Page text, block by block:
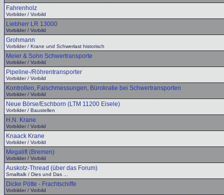
Fahrenholz
Vorbilder / Vorbild
Liebherr LR 13000
Vorbilder / Vorbild
Grohmann
Vorbilder / Krane und Schwerlast historisch
Meier & Sohn Schwertransporte
Vorbilder / Vorbild
Pipeline-/Röhrentransporter
Vorbilder / Vorbild
Kontrollen, Falschmessungen, Bürokratie bei Schwertransporten
Vorbilder / Vorbild
Neue Börse/Eschborn (LTM 11200 Eisele)
Vorbilder / Baustellen
H.N. Krane
Vorbilder / Vorbild
Knaack Krane
Vorbilder / Vorbild
Megalift (Bremen)
Vorbilder / Vorbild
Auskotz-Thread (über das Forum)
Smalltalk / Dies und Das ...
Dicke Pötte - Frachtschiffe
Vorbilder / Vorbild